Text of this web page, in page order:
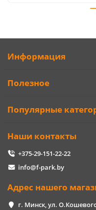
Информация
Полезное
Популярные
Наши контакты
+375-29-151-22-22
info@f-park.by
Адрес нашего
г. Минск, ул.